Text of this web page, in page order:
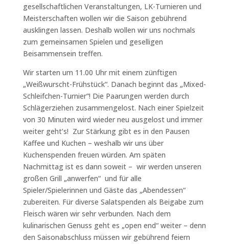
gesellschaftlichen Veranstaltungen, LK-Turnieren und
Meisterschaften wollen wir die Saison gebührend
ausklingen lassen. Deshalb wollen wir uns nochmals
zum gemeinsamen Spielen und geselligen
Beisammensein treffen.
Wir starten um 11.00 Uhr mit einem zünftigen
„Weißwurscht-Frühstück“. Danach beginnt das „Mixed-
Schleifchen-Turnier“! Die Paarungen werden durch
Schlägerziehen zusammengelost. Nach einer Spielzeit
von 30 Minuten wird wieder neu ausgelost und immer
weiter geht’s! Zur Stärkung gibt es in den Pausen
Kaffee und Kuchen – weshalb wir uns über
Kuchenspenden freuen würden. Am späten
Nachmittag ist es dann soweit – wir werden unseren
großen Grill „anwerfen“ und für alle
Spieler/Spielerinnen und Gäste das „Abendessen“
zubereiten. Für diverse Salatspenden als Beigabe zum
Fleisch wären wir sehr verbunden. Nach dem
kulinarischen Genuss geht es „open end“ weiter – denn
den Saisonabschluss müssen wir gebührend feiern